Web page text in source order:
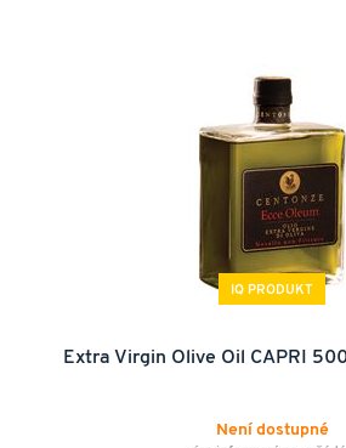
IQ PRODUKT
Extra Virgin Olive Oil CAPRI
Není dostupné